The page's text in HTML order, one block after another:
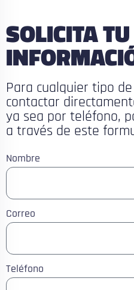
SOLICITA TU
Para cualquier tipo
contactar
ya sea por teléfono,
a través de este
Nombre
Correo
Teléfono